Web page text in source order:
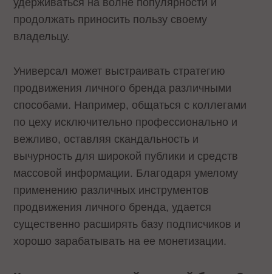
продолжать приносить пользу своему
владельцу.
Универсал может выстраивать стратегию
продвижения личного бренда различными
способами. Например, общаться с коллегами
по цеху исключительно профессионально и
вежливо, оставляя скандальность и
вычурность для широкой публики и средств
массовой информации. Благодаря умелому
применению различных инструментов
продвижения личного бренда, удается
существенно расширять базу подписчиков и
хорошо зарабатывать на ее монетизации.